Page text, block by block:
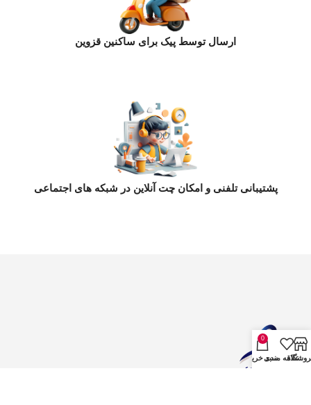
ارسال توسط پیک برای ساکنین قزوین
پشتیبانی تلفنی و امکان چت آنلاین در شبکه های اجتماعی
علاقه مندی
0
سبد خرید